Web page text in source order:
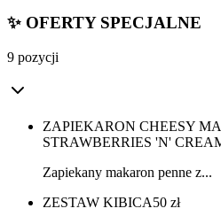
✨ OFERTY SPECJALNE
9 pozycji
ZAPIEKARON CHEESY
STRAWBERRIES 'N'
Zapiekany makaron penne z...
ZESTAW KIBICA50 zł